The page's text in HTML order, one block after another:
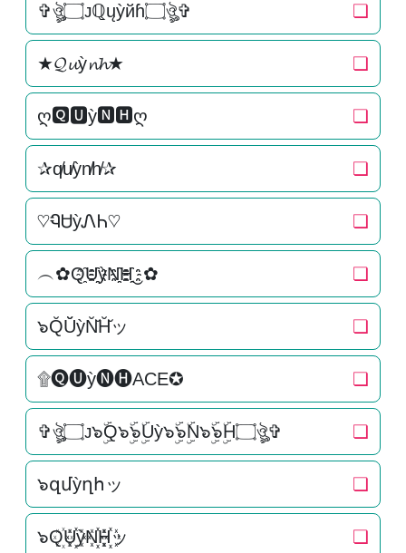
✞ঔৣ۝ᴊℚųỳйɦ۝ঔৣ✞ ❏
★𝓠𝓾ỳ𝓷𝓱★ ❏
ღ🆀🆄ỳ🅽🅷ღ ❏
✰q̸u̸ỳn̸h̸✰ ❏
♡ᏄᏌỳᏁᏂ♡ ❏
︵✿Q҈U҈҈ỳN҈҈H҈҈‿✿ ❏
๖Q̆Ŭ̆ỳN̆̆H̆̆ッ ❏
۩🅠🅤ỳ🅝🅗ACE✪ ❏
✞ঔৣ۝ᴊ๖ۣۜQ๖ۣۜ๖ۣۜUỳ๖ۣۜ๖ۣۜN๖ۣۜ๖ۣۜH۝ঔৣ✞ ❏
๖զմỳղհッ ❏
๖Q꙰U꙰꙰ỳN꙰꙰H꙰꙰ッ ❏